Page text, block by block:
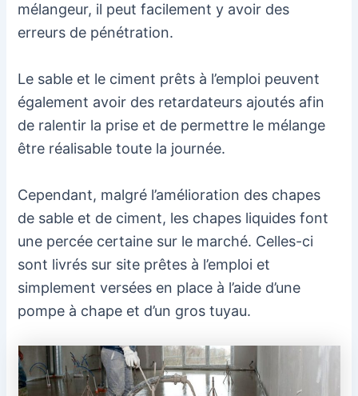
mélangeur, il peut facilement y avoir des
erreurs de pénétration.
Le sable et le ciment prêts à l’emploi peuvent
également avoir des retardateurs ajoutés afin
de ralentir la prise et de permettre le mélange
être réalisable toute la journée.
Cependant, malgré l’amélioration des chapes
de sable et de ciment, les chapes liquides font
une percée certaine sur le marché. Celles-ci
sont livrés sur site prêtes à l’emploi et
simplement versées en place à l’aide d’une
pompe à chape et d’un gros tuyau.